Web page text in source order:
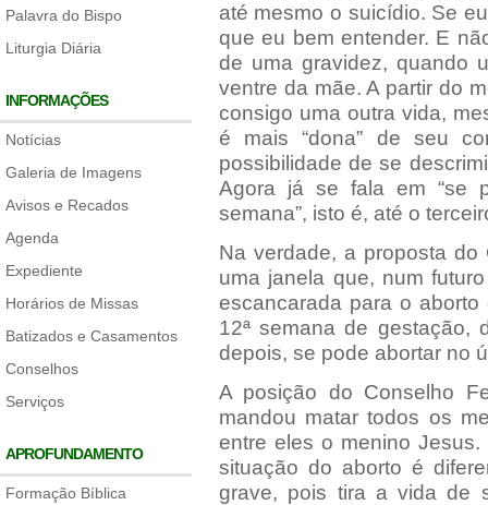
Palavra do Bispo
Liturgia Diária
INFORMAÇÕES
Notícias
Galeria de Imagens
Avisos e Recados
Agenda
Expediente
Horários de Missas
Batizados e Casamentos
Conselhos
Serviços
APROFUNDAMENTO
Formação Bíblica
até mesmo o suicídio. Se
que eu bem entender. E
de uma gravidez, quando
ventre da mãe. A partir do
consigo uma outra vida,
é mais “dona” de seu
possibilidade de se
Agora já se fala em “se
semana”, isto é, até o
Na verdade, a proposta
uma janela que, num
escancarada para o
12ª semana de gestação,
depois, se pode abortar no
A posição do Conselho
mandou matar todos os
entre eles o menino
situação do aborto é
grave, pois tira a vida de